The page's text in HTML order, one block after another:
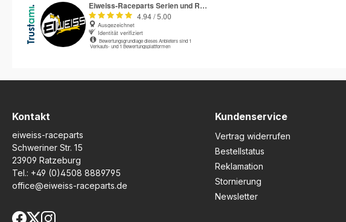
integrierte LED-Beleuchtung
mit E-Zeichen fungiert als
Rücklicht, Bremslicht und
Kennzeichenbeleuchtung
und ersetzt damit die
Montage ist kein Anpassen
Originalblinker als auch R&G
Halter wird mit allen
benötigten Anbauteilen
geliefert und sorgt mit
seinem klaren Design für
eine aufgeräumte Optik am
Heck Ihres Motorrads.
Heckumbau passend für
Kontakt
eiweiss-raceparts
Schweriner Str. 15
23909 Ratzeburg
Tel.: +49 (0)4508 8889795
office@eiweiss-raceparts.de
Kundenservice
Vertrag widerrufen
Bestellstatus
Reklamation
Stornierung
Newsletter